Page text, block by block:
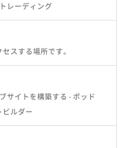
レーディング
スする場所です。
サイトを構築する - ポッド
ビルダー